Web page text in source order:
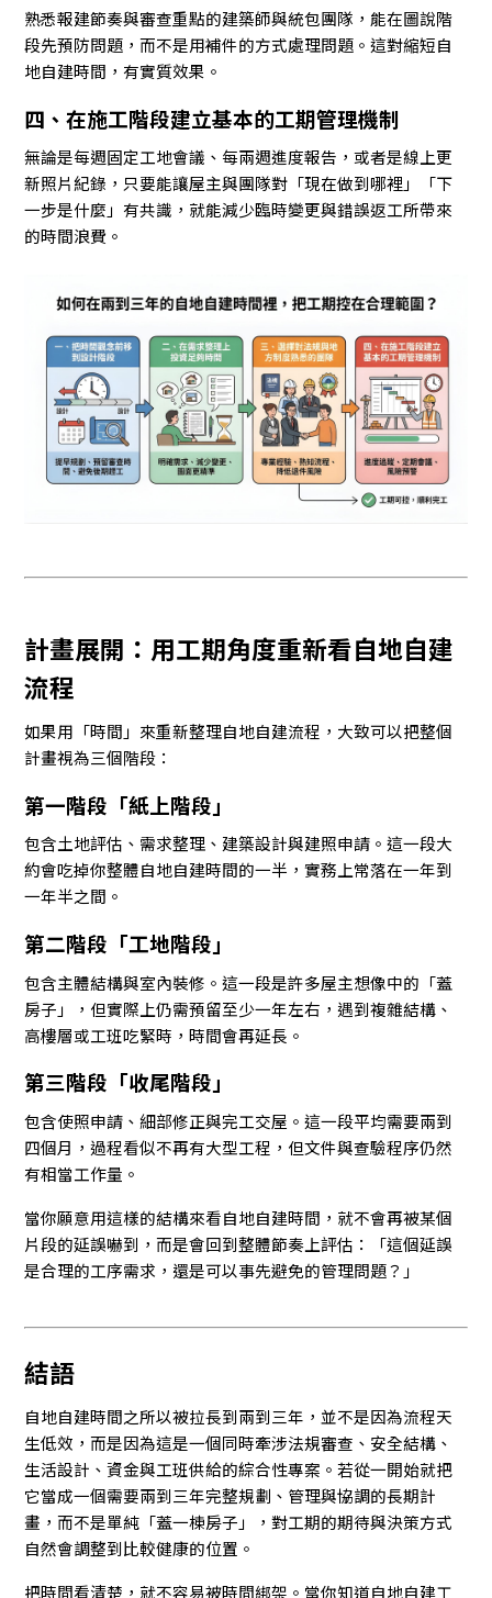
熟悉報建節奏與審查重點的建築師與統包團隊，能在圖說階
段先預防問題，而不是用補件的方式處理問題。這對縮短自
地自建時間，有實質效果。
四、在施工階段建立基本的工期管理機制
無論是每週固定工地會議、每兩週進度報告，或者是線上更
新照片紀錄，只要能讓屋主與團隊對「現在做到哪裡」「下
一步是什麼」有共識，就能減少臨時變更與錯誤返工所帶來
的時間浪費。
計畫展開：用工期角度重新看自地自建
流程
如果用「時間」來重新整理自地自建流程，大致可以把整個
計畫視為三個階段：
第一階段「紙上階段」
包含土地評估、需求整理、建築設計與建照申請。這一段大
約會吃掉你整體自地自建時間的一半，實務上常落在一年到
一年半之間。
第二階段「工地階段」
包含主體結構與室內裝修。這一段是許多屋主想像中的「蓋
房子」，但實際上仍需預留至少一年左右，遇到複雜結構、
高樓層或工班吃緊時，時間會再延長。
第三階段「收尾階段」
包含使照申請、細部修正與完工交屋。這一段平均需要兩到
四個月，過程看似不再有大型工程，但文件與查驗程序仍然
有相當工作量。
當你願意用這樣的結構來看自地自建時間，就不會再被某個
片段的延誤嚇到，而是會回到整體節奏上評估：「這個延誤
是合理的工序需求，還是可以事先避免的管理問題？」
結語
自地自建時間之所以被拉長到兩到三年，並不是因為流程天
生低效，而是因為這是一個同時牽涉法規審查、安全結構、
生活設計、資金與工班供給的綜合性專案。若從一開始就把
它當成一個需要兩到三年完整規劃、管理與協調的長期計
畫，而不是單純「蓋一棟房子」，對工期的期待與決策方式
自然會調整到比較健康的位置。
把時間看清楚，就不容易被時間綁架。當你知道自地自建工